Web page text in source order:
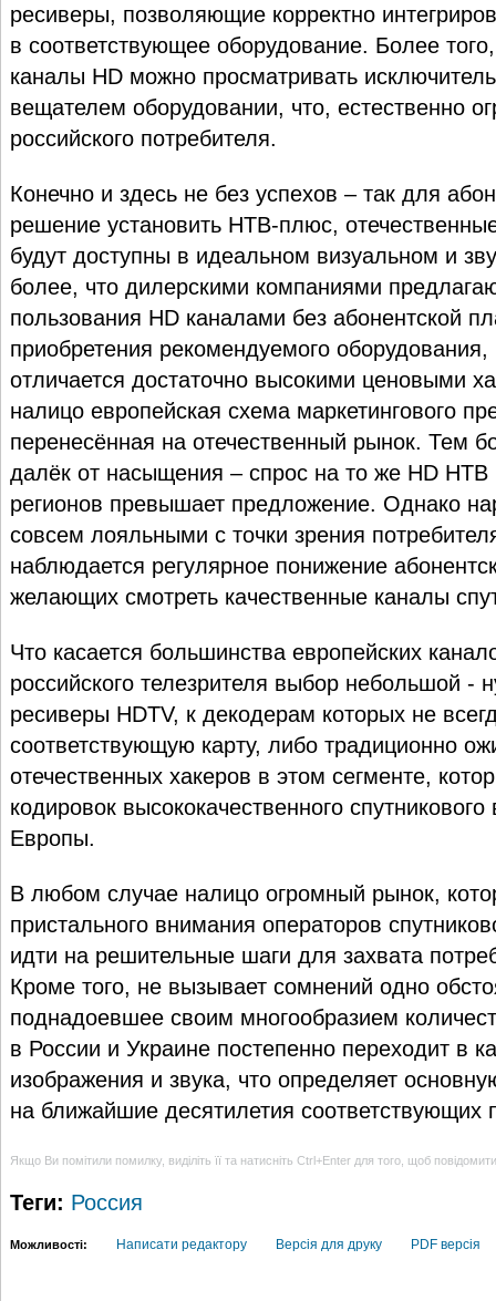
ресиверы, позволяющие корректно
в соответствующее оборудование. Более
каналы HD можно просматривать
вещателем оборудовании, что, естественно
российского потребителя.
Конечно и здесь не без успехов – так для
решение установить НТВ-плюс,
будут доступны в идеальном визуальном и
более, что дилерскими компаниями
пользования HD каналами без абонентской
приобретения рекомендуемого оборудования,
отличается достаточно высокими ценовыми
налицо европейская схема маркетингового
перенесённая на отечественный рынок. Тем
далёк от насыщения – спрос на то же HD НТВ
регионов превышает предложение. Однако
совсем лояльными с точки зрения
наблюдается регулярное понижение
желающих смотреть качественные каналы
Что касается большинства европейских
российского телезрителя выбор небольшой -
ресиверы HDTV, к декодерам которых не
соответствующую карту, либо традиционно
отечественных хакеров в этом сегменте,
кодировок высококачественного
Европы.
В любом случае налицо огромный рынок,
пристального внимания операторов
идти на решительные шаги для захвата
Кроме того, не вызывает сомнений одно
поднадоевшее своим многообразием
в России и Украине постепенно переходит в
изображения и звука, что определяет
на ближайшие десятилетия соответствующих
Якщо Ви помітили помилку, виділіть її та натисніть Ctrl+Enter для того, щоб
Теги: Россия
Можливості: Написати редактору Версія для друку PDF версія